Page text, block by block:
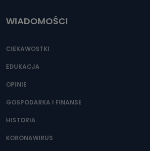
WIADOMOŚCI
CIEKAWOSTKI
EDUKACJA
OPINIE
GOSPODARKA I FINANSE
HISTORIA
KORONAWIRUS